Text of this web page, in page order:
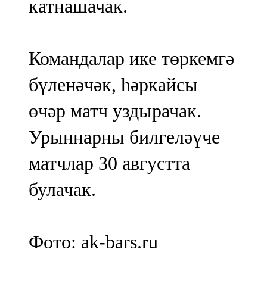
катнашачак.
Командалар ике төркемгә
бүленәчәк, һәркайсы
өчәр матч уздырачак.
Урыннарны билгеләүче
матчлар 30 августта
булачак.
Фото: ak-bars.ru